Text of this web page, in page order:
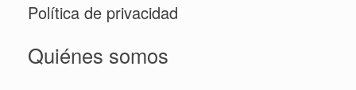
Política de privacidad
Quiénes somos